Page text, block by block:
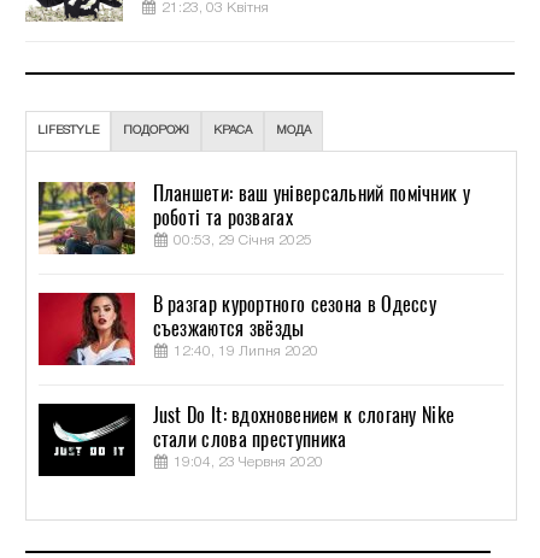
21:23, 03 Квітня
LIFESTYLE ПОДОРОЖІ КРАСА МОДА
Планшети: ваш універсальний помічник у
роботі та розвагах
00:53, 29 Січня 2025
В разгар курортного сезона в Одессу
съезжаются звёзды
12:40, 19 Липня 2020
Just Do It: вдохновением к слогану Nike
стали слова преступника
19:04, 23 Червня 2020